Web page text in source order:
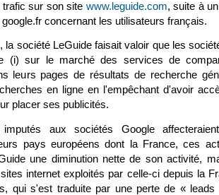
trafic sur son site www.leguide.com(le lien est
, suite à
concernant les utilisateurs français.
société LeGuide faisait valoir que les
(i) sur le marché des services de
leurs pages de résultats de recherche
en ligne en l'empêchant d'avoir
placer ses publicités.
aux sociétés Google
pays européens dont la France, ces
une diminution nette de son activité,
internet exploités par celle-ci depuis la
qui s'est traduite par une perte de «